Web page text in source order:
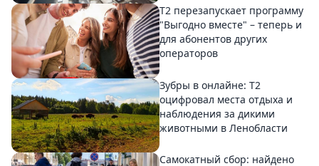
Т2 перезапускает программу
"Выгодно вместе" – теперь и
для абонентов других
операторов
Зубры в онлайне: Т2
оцифровал места отдыха и
наблюдения за дикими
животными в Ленобласти
Самокатный сбор: найдено